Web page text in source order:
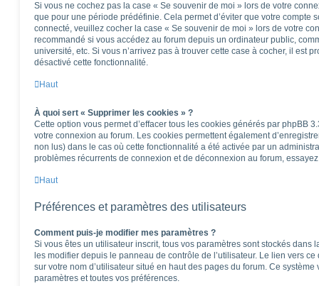
Si vous ne cochez pas la case « Se souvenir de moi » lors de votre
que pour une période prédéfinie. Cela permet d’éviter que votre compte
connecté, veuillez cocher la case « Se souvenir de moi » lors de votre
recommandé si vous accédez au forum depuis un ordinateur public,
université, etc. Si vous n’arrivez pas à trouver cette case à cocher, il est
désactivé cette fonctionnalité.
Haut
À quoi sert « Supprimer les cookies » ?
Cette option vous permet d’effacer tous les cookies générés par phpBB
votre connexion au forum. Les cookies permettent également
non lus) dans le cas où cette fonctionnalité a été activée par un
problèmes récurrents de connexion et de déconnexion au forum,
Haut
Préférences et paramètres des utilisateurs
Comment puis-je modifier mes paramètres ?
Si vous êtes un utilisateur inscrit, tous vos paramètres sont stockés dans
les modifier depuis le panneau de contrôle de l’utilisateur. Le lien vers
sur votre nom d’utilisateur situé en haut des pages du forum. Ce
paramètres et toutes vos préférences.